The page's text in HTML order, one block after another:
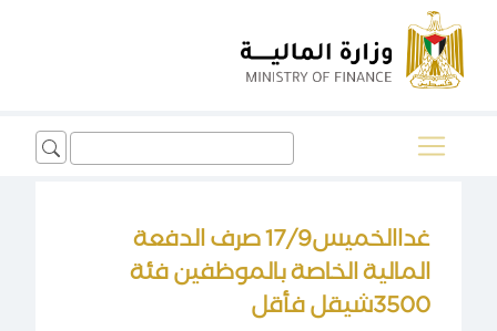
Search
for:
غداالخميس17/9 صرف الدفعة
المالية الخاصة بالموظفين فئة
3500شيقل فأقل